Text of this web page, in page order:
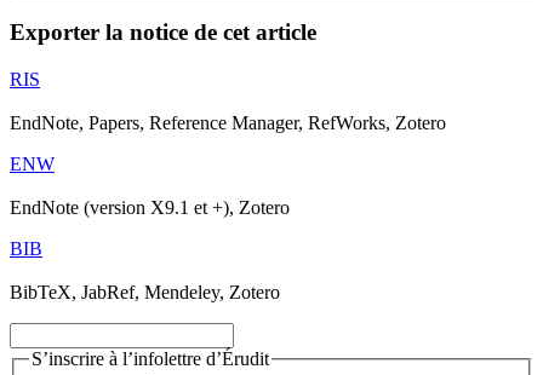
Exporter la notice de cet article
RIS
EndNote, Papers, Reference Manager, RefWorks, Zotero
ENW
EndNote (version X9.1 et +), Zotero
BIB
BibTeX, JabRef, Mendeley, Zotero
S’inscrire à l’infolettre d’Érudit